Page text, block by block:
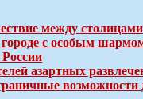
между столицами
городе с особым
азартных